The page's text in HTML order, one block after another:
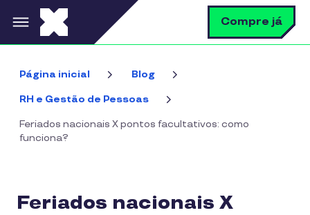
Pular para o conteúdo principal Compre já
Página inicial Blog
RH e Gestão de Pessoas
Feriados nacionais X pontos facultativos: como
funciona?
Feriados nacionais X